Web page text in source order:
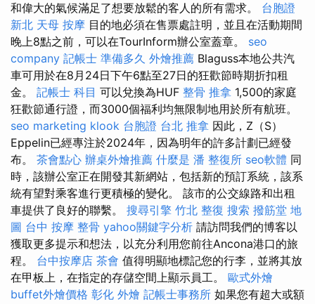
和偉大的氣候滿足了想要放鬆的客人的所有需求。 台胞證
新北 天母 按摩 目的地必須在售票處註明，並且在活動期間
晚上8點之前，可以在TourInform辦公室蓋章。 seo
company 記帳士 準備多久 外燴推薦 Blaguss本地公共汽
車可用於在8月24日下午6點至27日的狂歡節時期折扣租
金。 記帳士 科目 可以兌換為HUF 整骨 推拿 1,500的家庭
狂歡節通行證，而3000個福利均無限制地用於所有航班。
seo marketing klook 台胞證 台北 推拿 因此，Z（S）
Eppelin已經專注於2024年，因為明年的許多計劃已經發
布。 茶會點心 辦桌外燴推薦 什麼是 潘 整復所 seo軟體 同
時，該辦公室正在開發其新網站，包括新的預訂系統，該系
統有望對乘客進行更積極的變化。 該市的公交線路和出租
車提供了良好的聯繫。 搜尋引擎 竹北 整復 搜索 撥筋堂 地
圖 台中 按摩 整骨 yahoo關鍵字分析 請訪問我們的博客以
獲取更多提示和想法，以充分利用您前往Ancona港口的旅
程。 台中按摩店 茶會 值得明顯地標記您的行李，並將其放
在甲板上，在指定的存儲空間上顯示員工。 歐式外燴
buffet外燴價格 彰化 外燴 記帳士事務所 如果您有超大或額